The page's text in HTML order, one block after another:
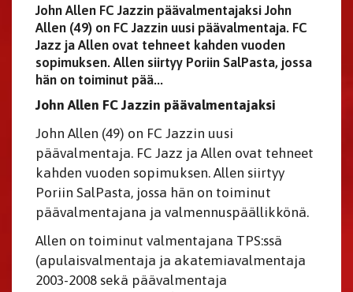
John Allen FC Jazzin päävalmentajaksi John
Allen (49) on FC Jazzin uusi päävalmentaja. FC
Jazz ja Allen ovat tehneet kahden vuoden
sopimuksen. Allen siirtyy Poriin SalPasta, jossa
hän on toiminut pää...
John Allen FC Jazzin päävalmentajaksi
John Allen (49) on FC Jazzin uusi
päävalmentaja. FC Jazz ja Allen ovat tehneet
kahden vuoden sopimuksen. Allen siirtyy
Poriin SalPasta, jossa hän on toiminut
päävalmentajana ja valmennuspäällikkönä.
Allen on toiminut valmentajana TPS:ssä
(apulaisvalmentaja ja akatemiavalmentaja
2003-2008 sekä päävalmentaja